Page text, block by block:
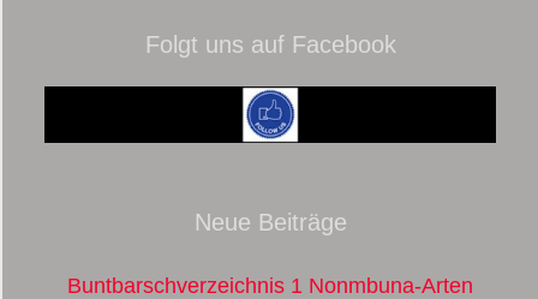
Folgt uns auf Facebook
Neue Beiträge
Buntbarschverzeichnis 1 Nonmbuna-Arten